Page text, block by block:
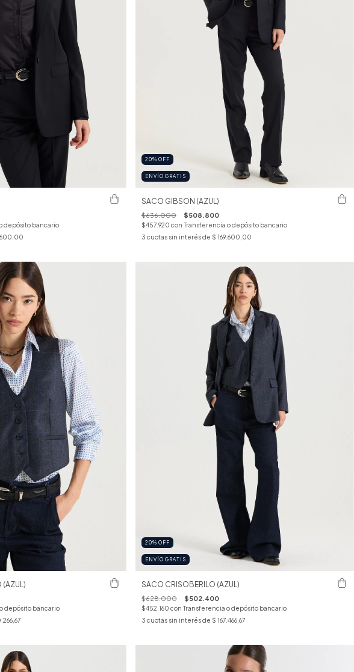
depósito bancario
20% OFF
ENVÍO GRATIS
SACO GIBSON (AZUL)
$636.000 $508.800
$457.920 con Transferencia o depósito bancario
3 cuotas sin interés de $ 169.600,00
(AZUL)
depósito bancario
20% OFF
ENVÍO GRATIS
SACO CRISOBERILO (AZUL)
$628.000 $502.400
$452.160 con Transferencia o depósito bancario
3 cuotas sin interés de $ 167.466,67